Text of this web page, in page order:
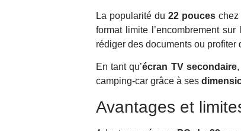
La popularité du22 pouces chez
format limite l’encombrement
rédiger des documents ou profiter
En tant qu’écran TV secondaire,
camping-car grâce à ses
Avantages et